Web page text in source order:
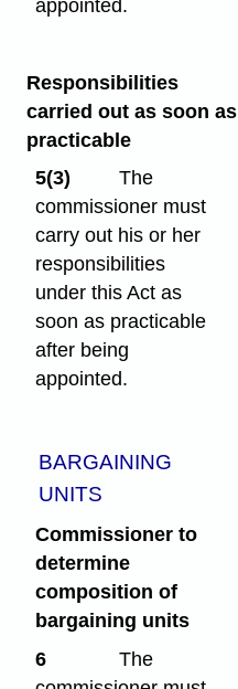
appointed.
Responsibilities
carried out as soon as
practicable
5(3)
The
commissioner must
carry out his or her
responsibilities
under this Act as
soon as practicable
after being
appointed.
BARGAINING
UNITS
Commissioner to
determine
composition of
bargaining units
6
The